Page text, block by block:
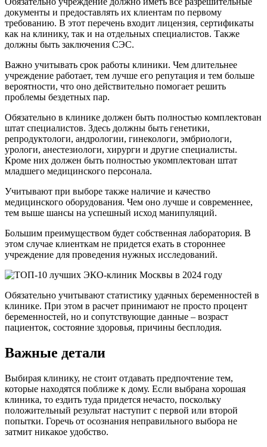
документы и предоставлять их клиентам по первому
требованию. В этот перечень входит лицензия, сертификаты
как на клинику, так и на отдельных специалистов. Также
должны быть заключения СЭС.
Важно учитывать срок работы клиники. Чем длительнее
учреждение работает, тем лучше его репутация и тем больше
вероятности, что оно действительно помогает решить
проблемы бездетных пар.
Обязательно в клинике должен быть полностью комплектован
штат специалистов. Здесь должны быть генетики,
репродуктологи, андрологии, гинекологи, эмбриологи,
урологи, анестезиологи, хирурги и другие специалисты.
Кроме них должен быть полностью укомплектован штат
младшего медицинского персонала.
Учитывают при выборе также наличие и качество
медицинского оборудования. Чем оно лучше и современнее,
тем выше шансы на успешный исход манипуляций.
Большим преимуществом будет собственная лаборатория. В
этом случае клиенткам не придется ехать в стороннее
учреждение для проведения нужных исследований.
Обязательно учитывают статистику удачных беременностей в
клинике. При этом в расчет принимают не просто процент
беременностей, но и сопутствующие данные – возраст
пациенток, состояние здоровья, причины бесплодия.
Важные детали
Выбирая клинику, не стоит отдавать предпочтение тем,
которые находятся поближе к дому. Если выбрана хорошая
клиника, то ездить туда придется нечасто, поскольку
положительный результат наступит с первой или второй
попытки. Горечь от осознания неправильного выбора не
затмит никакое удобство.